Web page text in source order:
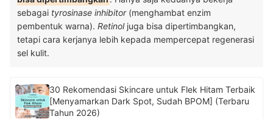
sebagai tyrosinase inhibitor(menghambat enzim
pembentuk warna). Retinoljuga bisa dipertimbangkan,
tetapi cara kerjanya lebih kepada mempercepat regenerasi
sel kulit.
30 Rekomendasi Skincare untuk Flek Hitam Terbaik
[Menyamarkan Dark Spot, Sudah BPOM] (Terbaru
Tahun 2026)